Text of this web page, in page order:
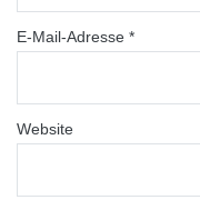
E-Mail-Adresse *
Website